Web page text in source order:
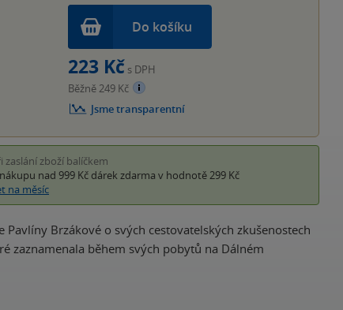
Do košíku
223 Kč s DPH
Běžně 249 Kč
Jsme transparentní
zaslání zboží balíčkem
nad 999 Kč dárek zdarma v hodnotě 299 Kč
na měsíc
Brzákové o svých cestovatelských zkušenostech
zaznamenala během svých pobytů na Dálném